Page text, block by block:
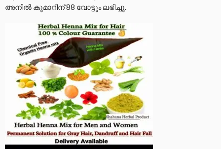
അനിൽ കുമാറിന് 88 വോട്ടും ലഭിച്ചു.